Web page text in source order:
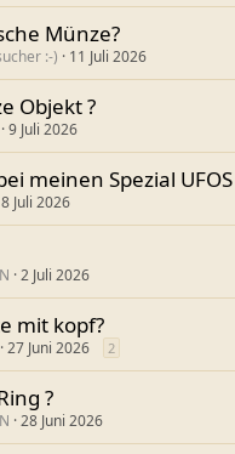
Münze?
:-) 11 Juli 2026
Objekt ?
9 Juli 2026
meinen Spezial UFOS
8 Juli 2026
2 Juli 2026
mit kopf?
27 Juni 2026 2
?
28 Juni 2026